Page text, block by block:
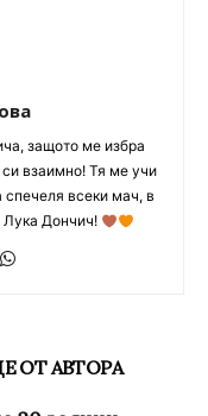
защото ме избра
взаимно! Тя ме учи
всеки мач, в
Лука Дончич!
ОТ АВТОРА